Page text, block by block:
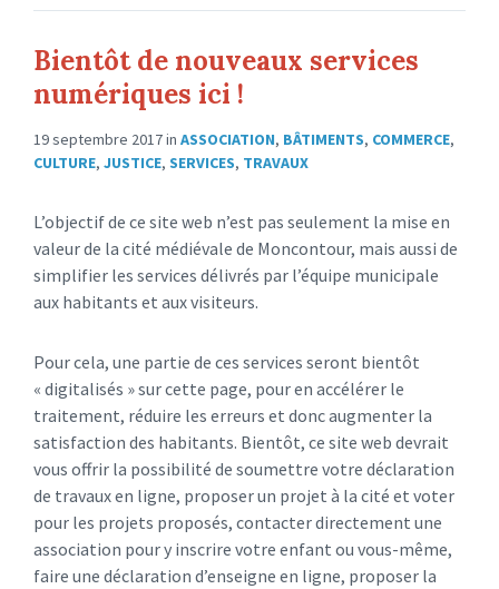
Bientôt de nouveaux services
numériques ici !
19 septembre 2017in ASSOCIATION, BÂTIMENTS, COMMERCE,
CULTURE, JUSTICE, SERVICES, TRAVAUX
L’objectif de ce site web n’est pas seulement la mise en
valeur de la cité médiévale de Moncontour, mais aussi de
simplifier les services délivrés par l’équipe municipale
aux habitants et aux visiteurs.
Pour cela, une partie de ces services seront bientôt
« digitalisés » sur cette page, pour en accélérer le
traitement, réduire les erreurs et donc augmenter la
satisfaction des habitants. Bientôt, ce site web devrait
vous offrir la possibilité de soumettre votre déclaration
de travaux en ligne, proposer un projet à la cité et voter
pour les projets proposés, contacter directement une
association pour y inscrire votre enfant ou vous-même,
faire une déclaration d’enseigne en ligne, proposer la